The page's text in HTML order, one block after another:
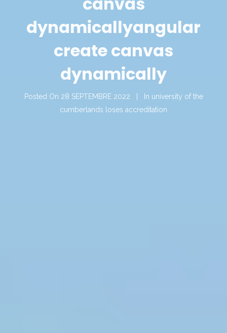
dynamicallyangular
create canvas
dynamically
Posted On 28 SEPTEMBRE 2022 In university of the
cumberlands loses accreditation